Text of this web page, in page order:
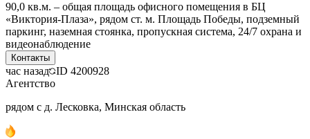
90,0 кв.м. – общая площадь офисного помещения в БЦ
«Виктория-Плаза», рядом ст. м. Площадь Победы, подземный
паркинг, наземная стоянка, пропускная система, 24/7 охрана и
видеонаблюдение
Контакты
час назад ID 4200928
Агентство
рядом с д. Лесковка, Минская область